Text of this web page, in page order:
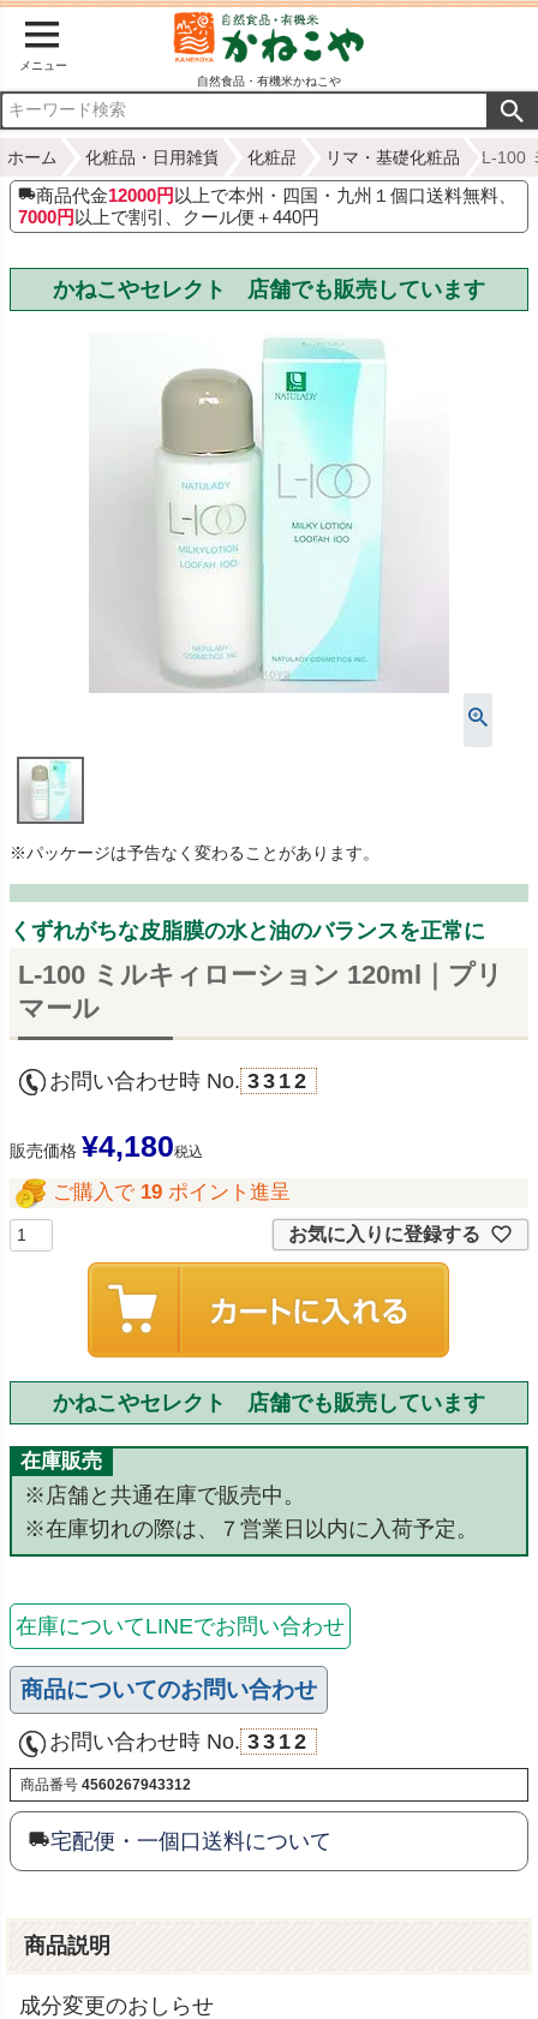
メニュー
自然食品・有機米かねこや
ホーム 化粧品・日用雑貨 化粧品 リマ・基礎化粧品 L-100
商品代金12000円 以上で本州・四国・九州１個口送料無料、
7000円 以上で割引、クール便＋440円
かねこやセレクト 店舗でも販売しています
※パッケージは予告なく変わることがあります。
くずれがちな皮脂膜の水と油のバランスを正常に
L-100 ミルキィローション 120ml｜プリ
マール
お問い合わせ時 No. 3312
販売価格 ¥4,180税込
ご購入で 19 ポイント進呈
お気に入りに登録する
かねこやセレクト 店舗でも販売しています
在庫販売
※店舗と共通在庫で販売中。
※在庫切れの際は、７営業日以内に入荷予定。
在庫についてLINEでお問い合わせ
商品についてのお問い合わせ
お問い合わせ時 No. 3312
商品番号 4560267943312
宅配便・一個口送料について
商品説明
成分変更のおしらせ